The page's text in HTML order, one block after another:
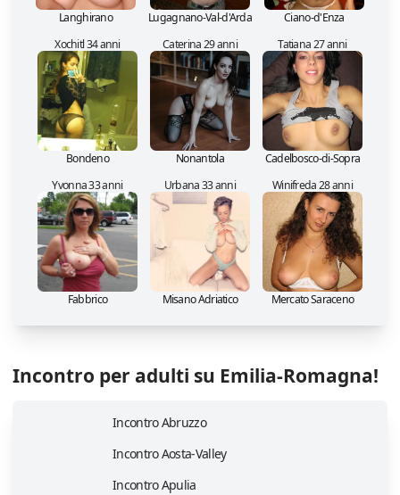
Langhirano Lugagnano-Val-d'Arda
Ciano-d'Enza
Xochitl 34 anni
Bondeno
Caterina 29 anni
Nonantola
Tatiana 27 anni
Cadelbosco-di-Sopra
Yvonna 33 anni
Fabbrico
Urbana 33 anni
Misano Adriatico
Winifreda 28 anni
Mercato Saraceno
Incontro per adulti su Emilia-Romagna!
Incontro Abruzzo
Incontro Aosta-Valley
Incontro Apulia